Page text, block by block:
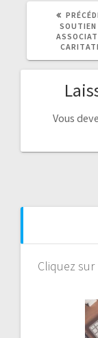
ARTICLE
PRÉCÉDENT
SOUTIEN
ARTICLE
Vous
Cliquez